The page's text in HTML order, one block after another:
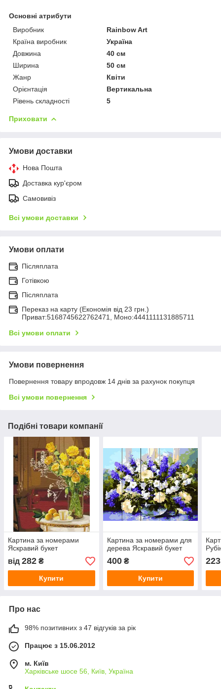
Основні атрибути
Виробник
Rainbow Art
Країна виробник
Україна
Довжина
40 см
Ширина
50 см
Жанр
Квіти
Орієнтація
Вертикальна
Рівень складності
5
Приховати
Умови доставки
Нова Пошта
Доставка кур'єром
Самовивіз
Всі умови доставки
Умови оплати
Післяплата
Готівкою
Післяплата
Переказ на карту (Економія від 23 грн.)
Приват:5168745622762471, Моно:4441111131885711
Всі умови оплати
Умови повернення
Повернення товару впродовж 14 днів за рахунок покупця
Всі умови повернення
Подібні товари компанії
Картина за номерами
Яскравий букет
від 282 ₴
Купити
Картина за номерами для
дерева Яскравий букет
400₴
Купити
223
Про нас
98% позитивних з 47 відгуків за рік
Працює з 15.06.2012
м. Київ
Харківське шосе 56, Київ, Україна